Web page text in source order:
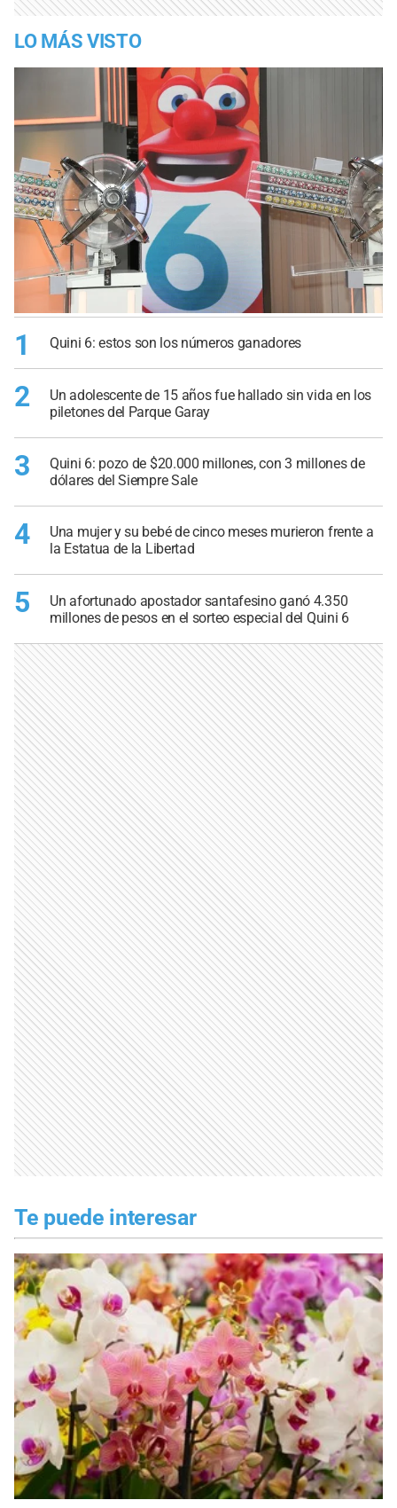
LO MÁS VISTO
1 Quini 6: estos son los números ganadores
2
Un adolescente de 15 años fue hallado sin vida en los
piletones del Parque Garay
3
Quini 6: pozo de $20.000 millones, con 3 millones de
dólares del Siempre Sale
4
Una mujer y su bebé de cinco meses murieron frente a
la Estatua de la Libertad
5
Un afortunado apostador santafesino ganó 4.350
millones de pesos en el sorteo especial del Quini 6
Te puede interesar